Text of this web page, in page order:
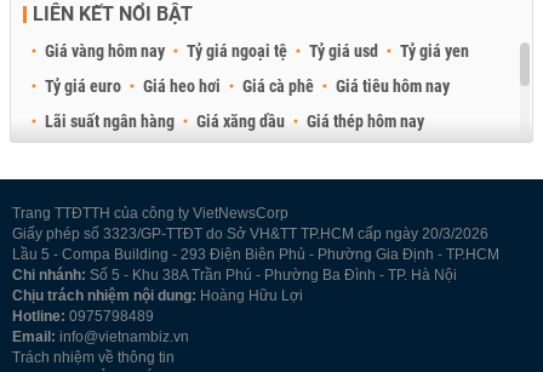
LIÊN KẾT NỔI BẬT
Giá vàng hôm nay Tỷ giá ngoại tệ Tỷ giá usd
Tỷ giá yen
Tỷ giá euro
Giá heo hơi Giá cà phê
Giá tiêu hôm nay
Lãi suất ngân hàng
Giá xăng dầu
Giá thép hôm nay
Trang TTĐTTH của công ty VietNewsCorp
Giấy phép số 3323/GP-TTĐT do Sở VH&TT TP.HCM cấp ngày 20/3/2026
Lầu 5 - Compa Building - 293 Điện Biên Phủ - Phường Gia Định - TP.HCM
Chi nhánh: Số 5 - Khu 38A Trần Phú - Phường Ba Đình - TP. Hà Nội
Chịu trách nhiệm nội dung: Hoàng Hữu Lợi
Hotline: 0975798489
Email: info@vietnambiz.vn
Trách nhiệm về thông tin